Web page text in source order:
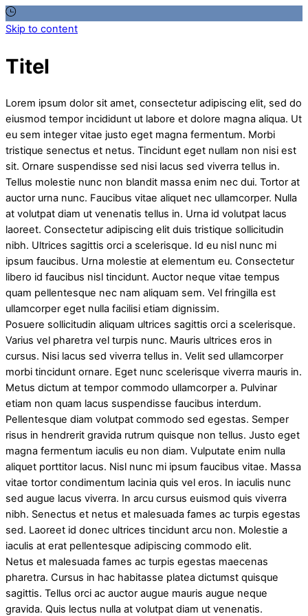
Skip to content
Titel
Lorem ipsum dolor sit amet, consectetur adipiscing elit, sed do
eiusmod tempor incididunt ut labore et dolore magna aliqua. Ut
eu sem integer vitae justo eget magna fermentum. Morbi
tristique senectus et netus. Tincidunt eget nullam non nisi est
sit. Ornare suspendisse sed nisi lacus sed viverra tellus in.
Tellus molestie nunc non blandit massa enim nec dui. Tortor at
auctor urna nunc. Faucibus vitae aliquet nec ullamcorper. Nulla
at volutpat diam ut venenatis tellus in. Urna id volutpat lacus
laoreet. Consectetur adipiscing elit duis tristique sollicitudin
nibh. Ultrices sagittis orci a scelerisque. Id eu nisl nunc mi
ipsum faucibus. Urna molestie at elementum eu. Consectetur
libero id faucibus nisl tincidunt. Auctor neque vitae tempus
quam pellentesque nec nam aliquam sem. Vel fringilla est
ullamcorper eget nulla facilisi etiam dignissim.
Posuere sollicitudin aliquam ultrices sagittis orci a scelerisque.
Varius vel pharetra vel turpis nunc. Mauris ultrices eros in
cursus. Nisi lacus sed viverra tellus in. Velit sed ullamcorper
morbi tincidunt ornare. Eget nunc scelerisque viverra mauris in.
Metus dictum at tempor commodo ullamcorper a. Pulvinar
etiam non quam lacus suspendisse faucibus interdum.
Pellentesque diam volutpat commodo sed egestas. Semper
risus in hendrerit gravida rutrum quisque non tellus. Justo eget
magna fermentum iaculis eu non diam. Vulputate enim nulla
aliquet porttitor lacus. Nisl nunc mi ipsum faucibus vitae. Massa
vitae tortor condimentum lacinia quis vel eros. In iaculis nunc
sed augue lacus viverra. In arcu cursus euismod quis viverra
nibh. Senectus et netus et malesuada fames ac turpis egestas
sed. Laoreet id donec ultrices tincidunt arcu non. Molestie a
iaculis at erat pellentesque adipiscing commodo elit.
Netus et malesuada fames ac turpis egestas maecenas
pharetra. Cursus in hac habitasse platea dictumst quisque
sagittis. Tellus orci ac auctor augue mauris augue neque
gravida. Quis lectus nulla at volutpat diam ut venenatis.